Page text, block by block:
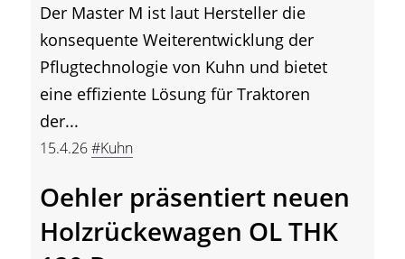
Der Master M ist laut Hersteller die
konsequente Weiterentwicklung der
Pflugtechnologie von Kuhn und bietet
eine effiziente Lösung für Traktoren
der...
15.4.26#Kuhn
Oehler präsentiert neuen
Holzrückewagen OL THK